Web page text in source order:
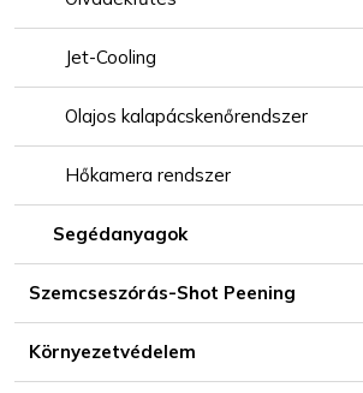
Jet-Cooling
Olajos kalapácskenőrendszer
Hőkamera rendszer
Segédanyagok
Szemcseszórás-Shot Peening
Környezetvédelem